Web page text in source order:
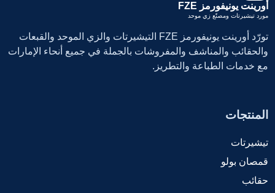
أورينت يونيفورمز FZE
مورد تيشيرتات ومصنّع زي موحد
تورّد أورينت يونيفورمز FZE التيشيرتات والزي الموحد والقبعات
والحقائب والمناشف والمفروشات بالجملة في جميع أنحاء الإمارات
مع خدمات الطباعة والتطريز.
المنتجات
تيشيرتات
قمصان بولو
حقائب